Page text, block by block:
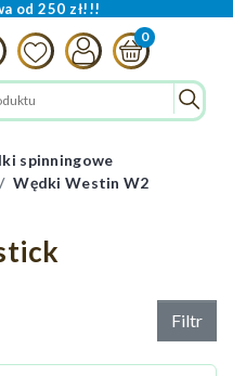
od 250 zł!!!
spinningowe
Wędki Westin W2
Filtr